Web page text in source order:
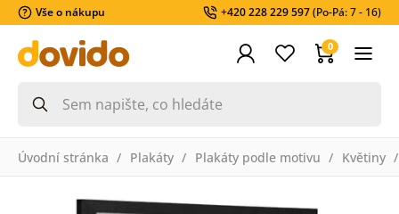
Vše o nákupu +420 228 229 597(Po-Pá: 7 - 16)
0
Úvodní stránka Plakáty Plakáty podle motivu Květiny